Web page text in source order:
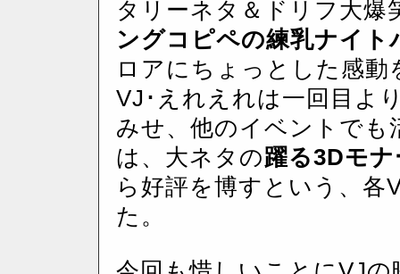
タリーネタ＆ドリフ大
ングコピペの練乳ナイト
ロアにちょっとした感
VJ･えれえれは一回目よ
みせ、他のイベントでも
は、大ネタの躍る3Dモナ
ら好評を博すという、
た。